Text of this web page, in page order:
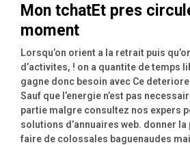
Mon tchatEt pres
moment
Lorsqu’on orient a la retrait puis
d’activites, ! on a quantite de temps
gagne donc besoin avec Ce
Sauf que l’energie n’est pas
partie malgre consultez nos expers
solutions d’annuaires web. donner la
faire de colossales baguenaudes